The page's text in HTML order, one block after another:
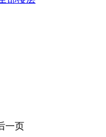
一页